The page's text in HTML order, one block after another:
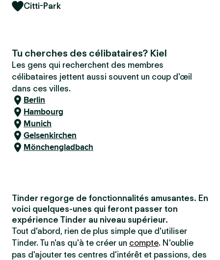
Citti-Park
Tu cherches des célibataires? Kiel
Les gens qui recherchent des membres
célibataires jettent aussi souvent un coup d'œil
dans ces villes.
Berlin
Hambourg
Munich
Gelsenkirchen
Mönchengladbach
Tinder regorge de fonctionnalités amusantes. En
voici quelques-unes qui feront passer ton
expérience Tinder au niveau supérieur.
Tout d'abord, rien de plus simple que d'utiliser
Tinder. Tu n'as qu'à te créer un compte. N'oublie
pas d'ajouter tes centres d'intérêt et passions, des